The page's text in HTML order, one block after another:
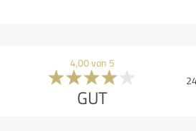
4,00 von 5
GUT